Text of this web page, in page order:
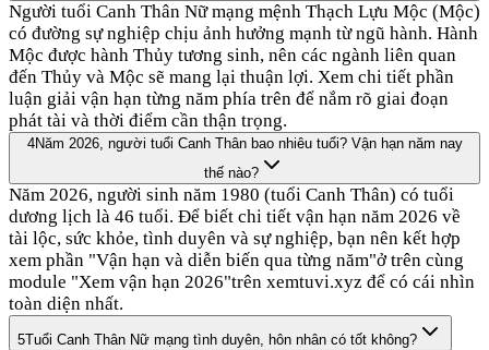
Người tuổi Canh Thân Nữ mạng mệnh Thạch Lựu Mộc (Mộc)
có đường sự nghiệp chịu ảnh hưởng mạnh từ ngũ hành. Hành
Mộc được hành Thủy tương sinh, nên các ngành liên quan
đến Thủy và Mộc sẽ mang lại thuận lợi. Xem chi tiết phần
luận giải vận hạn từng năm phía trên để nắm rõ giai đoạn
phát tài và thời điểm cần thận trọng.
4Năm 2026, người tuổi Canh Thân bao nhiêu tuổi? Vận hạn năm nay
thế nào?
Năm 2026, người sinh năm 1980 (tuổi Canh Thân) có tuổi
dương lịch là 46 tuổi. Để biết chi tiết vận hạn năm 2026 về
tài lộc, sức khỏe, tình duyên và sự nghiệp, bạn nên kết hợp
xem phần "Vận hạn và diễn biến qua từng năm"ở trên cùng
module "Xem vận hạn 2026"trên xemtuvi.xyz để có cái nhìn
toàn diện nhất.
5Tuổi Canh Thân Nữ mạng tình duyên, hôn nhân có tốt không?